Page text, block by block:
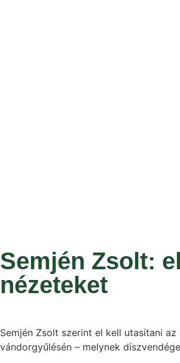
Semjén Zsolt:
nézeteket
Semjén Zsolt szerint el kell utasítani
vándorgyűlésén – melynek